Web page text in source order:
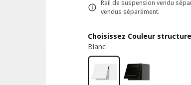
Rail de suspension vendu
vendus séparément.
Choisissez Couleur structure
Blanc